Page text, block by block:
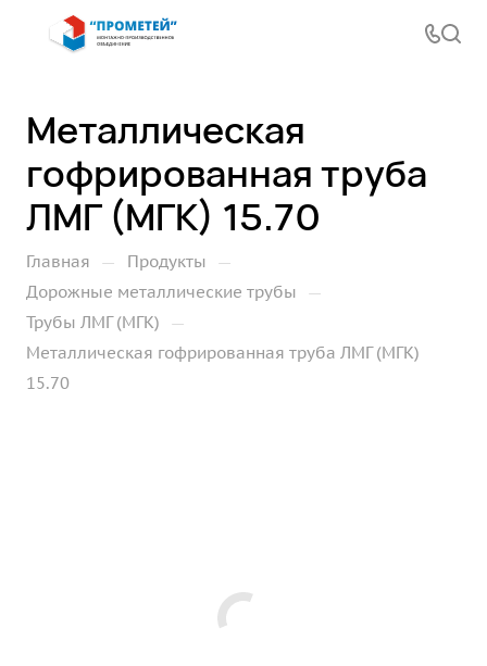
Металлическая
гофрированная труба
ЛМГ (МГК) 15.70
Главная — Продукты —
Дорожные металлические трубы —
Трубы ЛМГ (МГК) —
Металлическая гофрированная труба ЛМГ (МГК)
15.70